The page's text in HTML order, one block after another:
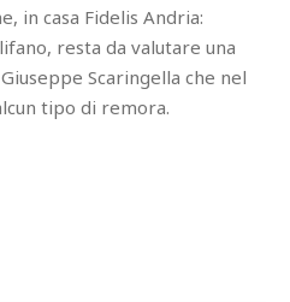
in casa Fidelis Andria:
resta da valutare una
Scaringella che nel
tipo di remora.